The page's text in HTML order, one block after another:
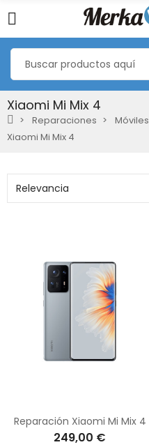
Xiaomi Mi Mix 4
Reparaciones Móviles
Xiaomi Mi Mix 4
Reparación Xiaomi Mi Mix 4
249,00 €